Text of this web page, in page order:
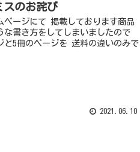
スのお詫び
ページにて 掲載しております商品
書き方をしてしまいましたので
と5冊のページを 送料の違いのみで
2021.06.10